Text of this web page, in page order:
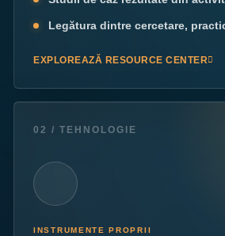
Legătura dintre cercetare,
EXPLOREAZĂ RESOURCE CENTER
02 / TEHNOLOGIE
INSTRUMENTE PROPRII